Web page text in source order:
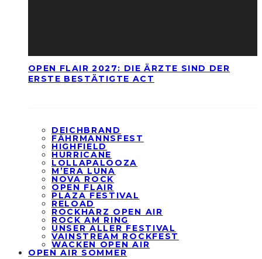
OPEN FLAIR 2027: DIE ÄRZTE SIND DER
ERSTE BESTÄTIGTE ACT
DEICHBRAND
FÄHRMANNSFEST
HIGHFIELD
HURRICANE
LOLLAPALOOZA
M’ERA LUNA
NOVA ROCK
OPEN FLAIR
PLAZA FESTIVAL
RELOAD
ROCKHARZ OPEN AIR
ROCK AM RING
UNSER ALLER FESTIVAL
VAINSTREAM ROCKFEST
WACKEN OPEN AIR
OPEN AIR SOMMER